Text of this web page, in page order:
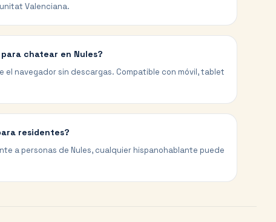
Valenciana.
chatear en Nules?
el navegador sin descargas. Compatible con móvil, tablet
residentes?
a personas de Nules, cualquier hispanohablante puede